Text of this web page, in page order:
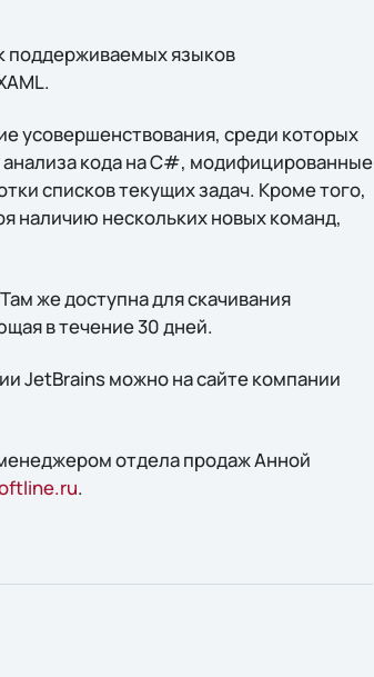
поддерживаемых языков
усовершенствования, среди которых
кода на C#, модифицированные
списков текущих задач. Кроме того,
наличию нескольких новых команд,
же доступна для скачивания
в течение 30 дней.
JetBrains можно на сайте компании
отдела продаж Анной
.